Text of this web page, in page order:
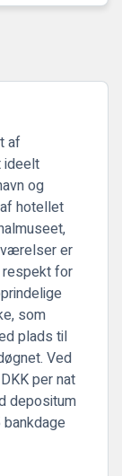
af
ideelt
og
hotellet
er
for
som
plads til
Ved
per nat
depositum